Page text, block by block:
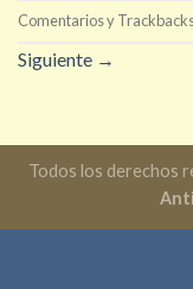
Comentarios y
Siguiente →
Todos los derechos